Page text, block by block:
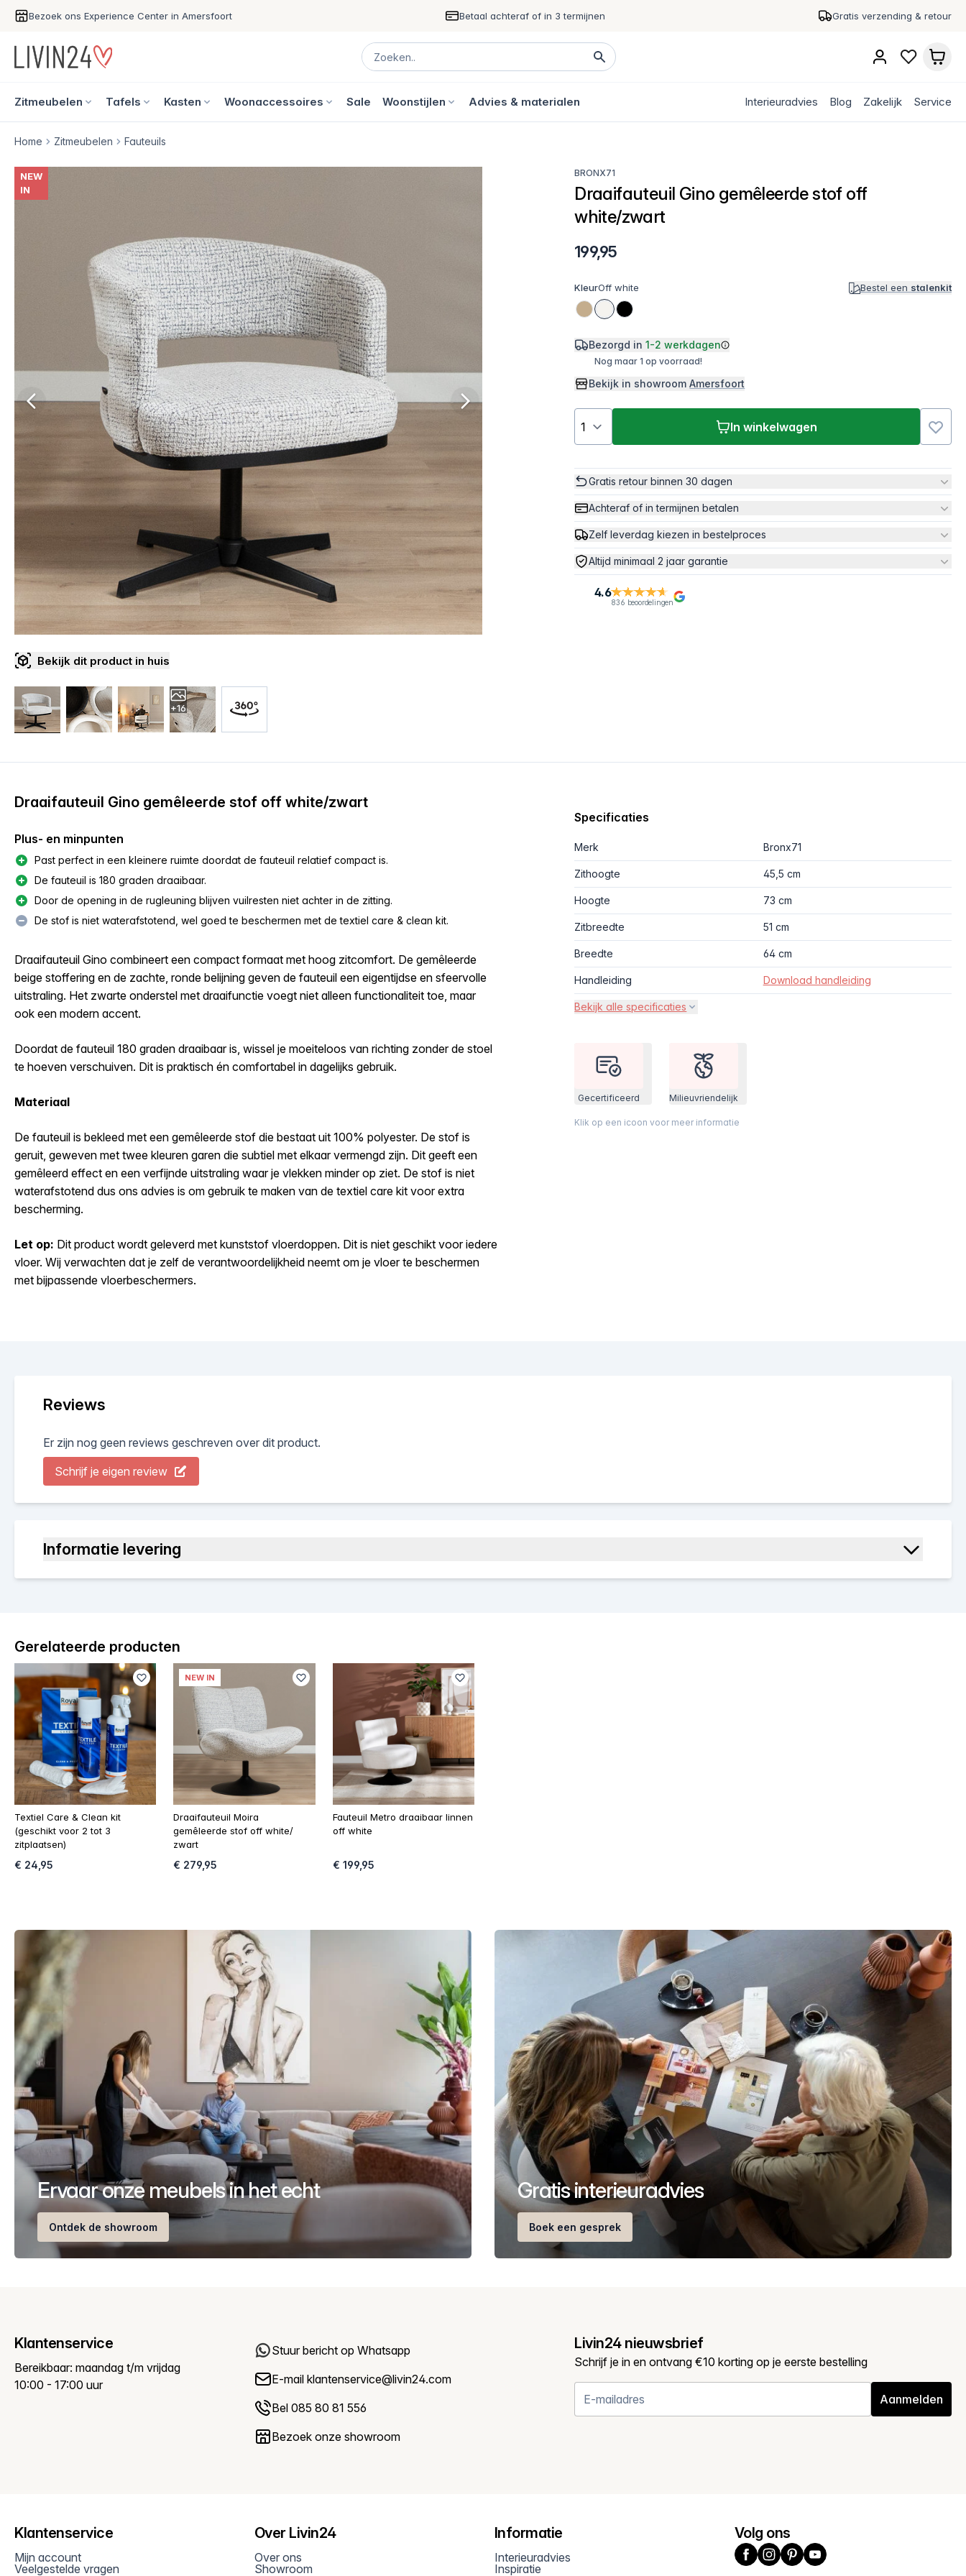
Bezoek ons Experience Center in Amersfoort Betaal achteraf of in 3 termijnen Gratis verzending & retour
Zitmeubelen Tafels Kasten Woonaccessoires Sale Woonstijlen Advies & materialen Interieuradvies Blog Zakelijk Service
Home Zitmeubelen Fauteuils
NEW
IN
Bekijk dit product in huis
+16
BRONX71
Draaifauteuil Gino gemêleerde stof off
white/zwart
199,95
KleurOff white Bestel een stalenkit
Bezorgd in 1-2 werkdagen
Nog maar 1 op voorraad!
Bekijk in showroomAmersfoort
In winkelwagen
Gratis retour binnen 30 dagen
Achteraf of in termijnen betalen
Zelf leverdag kiezen in bestelproces
Altijd minimaal 2 jaar garantie
4.6
836 beoordelingen
Draaifauteuil Gino gemêleerde stof off white/zwart
Plus- en minpunten
Past perfect in een kleinere ruimte doordat de fauteuil relatief compact is.
De fauteuil is 180 graden draaibaar.
Door de opening in de rugleuning blijven vuilresten niet achter in de zitting.
De stof is niet waterafstotend, wel goed te beschermen met de textiel care & clean kit.
Draaifauteuil Gino combineert een compact formaat met hoog zitcomfort. De gemêleerde
beige stoffering en de zachte, ronde belijning geven de fauteuil een eigentijdse en sfeervolle
uitstraling. Het zwarte onderstel met draaifunctie voegt niet alleen functionaliteit toe, maar
ook een modern accent.
Doordat de fauteuil 180 graden draaibaar is, wissel je moeiteloos van richting zonder de stoel
te hoeven verschuiven. Dit is praktisch én comfortabel in dagelijks gebruik.
Materiaal
De fauteuil is bekleed met een gemêleerde stof die bestaat uit 100% polyester. De stof is
geruit, geweven met twee kleuren garen die subtiel met elkaar vermengd zijn. Dit geeft een
gemêleerd effect en een verfijnde uitstraling waar je vlekken minder op ziet. De stof is niet
waterafstotend dus ons advies is om gebruik te maken van de textiel care kit voor extra
bescherming.
Let op: Dit product wordt geleverd met kunststof vloerdoppen. Dit is niet geschikt voor iedere
vloer. Wij verwachten dat je zelf de verantwoordelijkheid neemt om je vloer te beschermen
met bijpassende vloerbeschermers.
Specificaties
Merk Bronx71
Zithoogte 45,5 cm
Hoogte 73 cm
Zitbreedte 51 cm
Breedte 64 cm
Handleiding Download handleiding
Bekijk alle specificaties
Gecertificeerd Milieuvriendelijk
Klik op een icoon voor meer informatie
Reviews
Er zijn nog geen reviews geschreven over dit product.
Schrijf je eigen review
Informatie levering
Gerelateerde producten
Textiel Care & Clean kit
(geschikt voor 2 tot 3
zitplaatsen)
€ 24,95
NEW IN
Draaifauteuil Moira
gemêleerde stof off white/
zwart
€ 279,95
Fauteuil Metro draaibaar linnen
off white
€ 199,95
Ervaar onze meubels in het echt
Ontdek de showroom
Gratis interieuradvies
Boek een gesprek
Klantenservice
Bereikbaar: maandag t/m vrijdag
10:00 - 17:00 uur
Stuur bericht op Whatsapp
E-mail klantenservice@livin24.com
Bel 085 80 81 556
Bezoek onze showroom
Livin24 nieuwsbrief
Schrijf je in en ontvang €10 korting op je eerste bestelling
Aanmelden
Klantenservice
Mijn account
Veelgestelde vragen
Over Livin24
Over ons
Showroom
Informatie
Interieuradvies
Inspiratie
Volg ons
Facebook
Instagram
PinterestYouTube